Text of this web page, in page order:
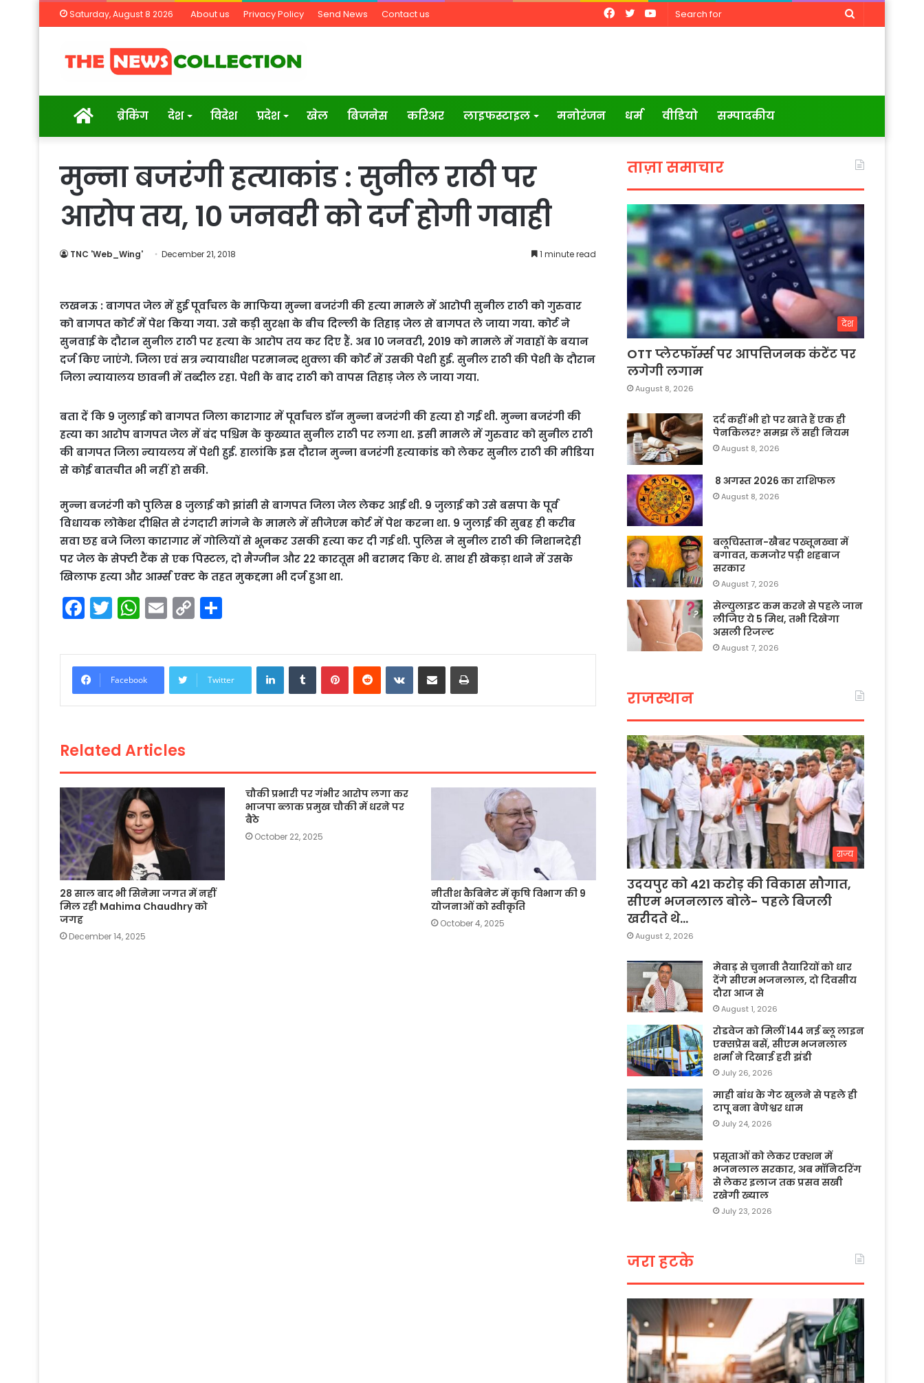
Saturday, August 8 2026 About us Privacy Policy Send News Contact us
Search
YouTube
Twitter
Facebook
Homeब्रेकिंग देश विदेश प्रदेश खेल बिजनेस करिअर लाइफस्टाइल मनोरंजन धर्म वीडियो सम्पादकीय
मुन्‍ना बजरंगी हत्‍याकांड : सुनील राठी पर
आरोप तय, 10 जनवरी को दर्ज होगी गवाही
TNC 'Web_Wing' December 21, 2018 1 minute read
लखनऊ : बागपत जेल में हुई पूर्वांचल के माफिया मुन्‍ना बजरंगी की हत्‍या मामले में आरोपी सुनील राठी को गुरुवार
को बागपत कोर्ट में पेश किया गया. उसे कड़ी सुरक्षा के बीच दिल्‍ली के तिहाड़ जेल से बागपत ले जाया गया. कोर्ट ने
सुनवाई के दौरान सुनील राठी पर हत्‍या के आरोप तय कर दिए हैं. अब 10 जनवरी, 2019 को मामले में गवाहों के बयान
दर्ज किए जाएंगे. जिला एवं सत्र न्यायाधीश परमानन्द शुक्ला की कोर्ट में उसकी पेशी हुई. सुनील राठी की पेशी के दौरान
जिला न्यायालय छावनी में तब्दील रहा. पेशी के बाद राठी को वापस तिहाड़ जेल ले जाया गया.
बता दें कि 9 जुलाई को बागपत जिला कारागार में पूर्वांचल डॉन मुन्ना बजरंगी की हत्या हो गई थी. मुन्ना बजरंगी की
हत्या का आरोप बागपत जेल में बंद पश्चिम के कुख्यात सुनील राठी पर लगा था. इसी मामले में गुरुवार को सुनील राठी
की बागपत जिला न्यायलय में पेशी हुई. हालांकि इस दौरान मुन्ना बजरंगी हत्याकांड को लेकर सुनील राठी की मीडिया
से कोई बातचीत भी नहीं हो सकी.
मुन्ना बजरंगी को पुलिस 8 जुलाई को झांसी से बागपत जिला जेल लेकर आई थी. 9 जुलाई को उसे बसपा के पूर्व
विधायक लोकेश दीक्षित से रंगदारी मांगने के मामले में सीजेएम कोर्ट में पेश करना था. 9 जुलाई की सुबह ही करीब
सवा छह बजे जिला कारागार में गोलियों से भूनकर उसकी हत्या कर दी गई थी. पुलिस ने सुनील राठी की निशानदेही
पर जेल के सेफ्टी टैंक से एक पिस्टल, दो मैग्जीन और 22 कारतूस भी बरामद किए थे. साथ ही खेकड़ा थाने में उसके
खिलाफ हत्या और आर्म्स एक्ट के तहत मुकद्दमा भी दर्ज हुआ था.
F
a
c
e
b
o
k
T
w
itt
er
W
h
a
ts
A
p
E
m
ai
l
C
o
p
y
Li
ar
e
Facebook Twitter
LinkedInTumblrPinterestReddit VKontakte
Share via Email Print
Related Articles
28 साल बाद भी सिनेमा जगत में नहीं
मिल रही Mahima Chaudhry को
जगह
December 14, 2025
चौकी प्रभारी पर गंभीर आरोप लगा कर
भाजपा ब्लाक प्रमुख चौकी में धरने पर
बैठे
October 22, 2025
नीतीश कैबिनेट में कृषि विभाग की 9
योजनाओं को स्वीकृति
October 4, 2025
ताज़ा समाचार
देश
OTT प्लेटफॉर्म्स पर आपत्तिजनक कंटेंट पर
लगेगी लगाम
August 8, 2026
दर्द कहीं भी हो पर खाते हैं एक ही
पेनकिलर? समझ लें सही नियम
August 8, 2026
8 अगस्त 2026 का राशिफल
August 8, 2026
बलूचिस्तान-खैबर पख्तूनख्वा में
बगावत, कमजोर पड़ी शहबाज
सरकार
August 7, 2026
सेल्युलाइट कम करने से पहले जान
लीजिए ये 5 मिथ, तभी दिखेगा
असली रिजल्ट
August 7, 2026
राजस्थान
राज्य
उदयपुर को 421 करोड़ की विकास सौगात,
सीएम भजनलाल बोले- पहले बिजली
खरीदते थे…
August 2, 2026
मेवाड़ से चुनावी तैयारियों को धार
देंगे सीएम भजनलाल, दो दिवसीय
दौरा आज से
August 1, 2026
रोडवेज को मिलीं 144 नई ब्लू लाइन
एक्सप्रेस बसें, सीएम भजनलाल
शर्मा ने दिखाई हरी झंडी
July 26, 2026
माही बांध के गेट खुलने से पहले ही
टापू बना बेणेश्वर धाम
July 24, 2026
प्रसूताओं को लेकर एक्शन में
भजनलाल सरकार, अब मॉनिटरिंग
से लेकर इलाज तक प्रसव सखी
रखेगी ख्याल
July 23, 2026
जरा हटके